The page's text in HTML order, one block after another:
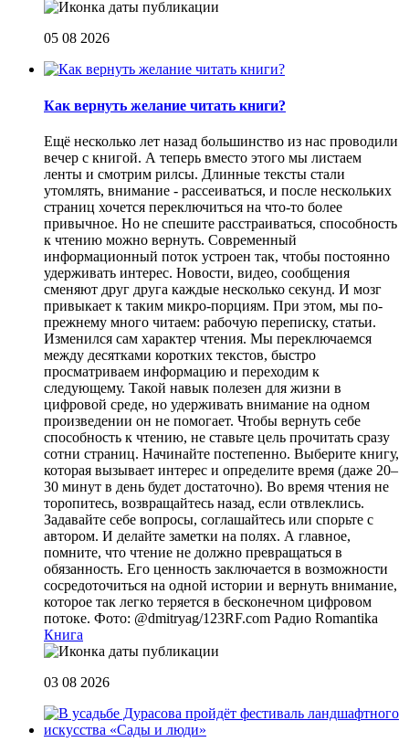
05 08 2026
Как вернуть желание читать книги?
Eщё несколько лет назад большинство из нас проводили
вечер с книгой. А теперь вместо этого мы листаем
ленты и смотрим рилсы. Длинные тексты стали
утомлять, внимание - рассеиваться, и после нескольких
страниц хочется переключиться на что-то более
привычное. Но не спешите расстраиваться, способность
к чтению можно вернуть. Современный
информационный поток устроен так, чтобы постоянно
удерживать интерес. Новости, видео, сообщения
сменяют друг друга каждые несколько секунд. И мозг
привыкает к таким микро-порциям. При этом, мы по-
прежнему много читаем: рабочую переписку, статьи.
Изменился сам характер чтения. Мы переключаемся
между десятками коротких текстов, быстро
просматриваем информацию и переходим к
следующему. Такой навык полезен для жизни в
цифровой среде, но удерживать внимание на одном
произведении он не помогает. Чтобы вернуть себе
способность к чтению, не ставьте цель прочитать сразу
сотни страниц. Начинайте постепенно. Выберите книгу,
которая вызывает интерес и определите время (даже 20–
30 минут в день будет достаточно). Во время чтения не
торопитесь, возвращайтесь назад, если отвлеклись.
Задавайте себе вопросы, соглашайтесь или спорьте с
автором. И делайте заметки на полях. А главное,
помните, что чтение не должно превращаться в
обязанность. Его ценность заключается в возможности
сосредоточиться на одной истории и вернуть внимание,
которое так легко теряется в бесконечном цифровом
потоке. Фото: @dmitryag/123RF.com Радио Romantika
Книга
03 08 2026